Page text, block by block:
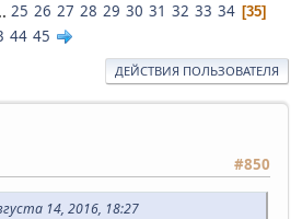
25 26 27 28 29 30 31 32 33 34 35
44 45
ДЕЙСТВИЯ ПОЛЬЗОВАТЕЛЯ
#850
14, 2016, 18:27